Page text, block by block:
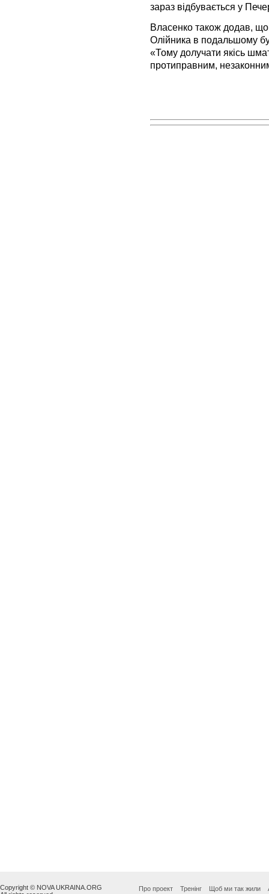
зараз відбувається у
Власенко також додав,
Олійника в подальшому
«Тому долучати якісь
протиправним,
Copyright © NOVA UKRAINA.ORG
Про проект Тренінг Щоб ми так жили